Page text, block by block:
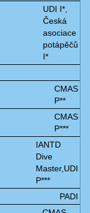
UDI I*,
Česká
asociace
potápěčů
I*
CMAS
P**
CMAS
P***
IANTD
Dive
Master,UDI
P***
PADI